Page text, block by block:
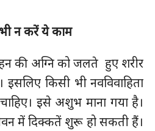
न करें ये काम
की अग्नि को जलते हुए शरीर
इसलिए किसी भी नवविवाहिता
इसे अशुभ माना गया है।
में दिक्कतें शुरू हो सकती हैं।